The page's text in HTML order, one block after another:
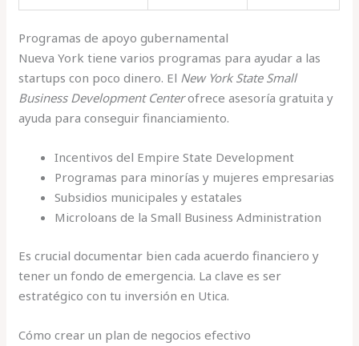
Programas de apoyo gubernamental
Nueva York tiene varios programas para ayudar a las
startups con poco dinero. El New York State Small
Business Development Centerofrece asesoría gratuita y
ayuda para conseguir financiamiento.
Incentivos del Empire State Development
Programas para minorías y mujeres empresarias
Subsidios municipales y estatales
Microloans de la Small Business Administration
Es crucial documentar bien cada acuerdo financiero y
tener un fondo de emergencia. La clave es ser
estratégico con tu inversión en Utica.
Cómo crear un plan de negocios efectivo